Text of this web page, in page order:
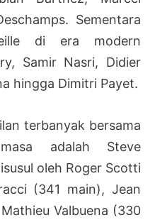
Sementara
di era modern
Samir Nasri, Didier
hingga Dimitri Payet.
terbanyak bersama
adalah Steve
oleh Roger Scotti
(341 main), Jean
Valbuena (330